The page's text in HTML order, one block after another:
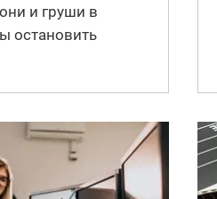
и груши в
остановить